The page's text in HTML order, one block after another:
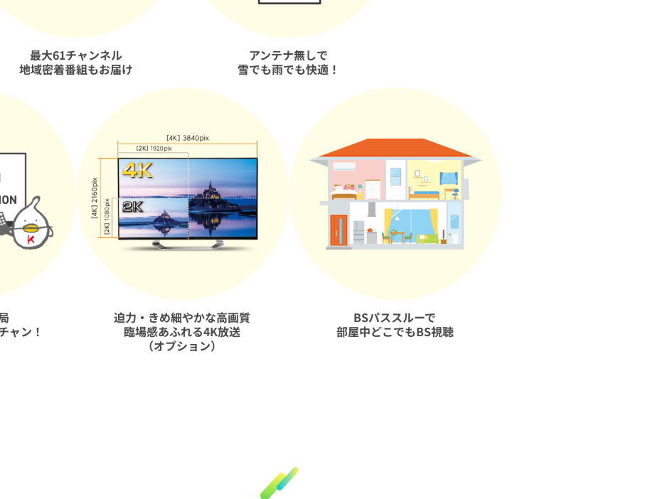
最大61チャンネル
地域密着番組もお届け
アンテナ無しで
雪でも雨でも快適！
ャン！
迫力・きめ細やかな高画質
臨場感あふれる4K放送
（オプション）
BSパススルーで
部屋中どこでもBS視聴